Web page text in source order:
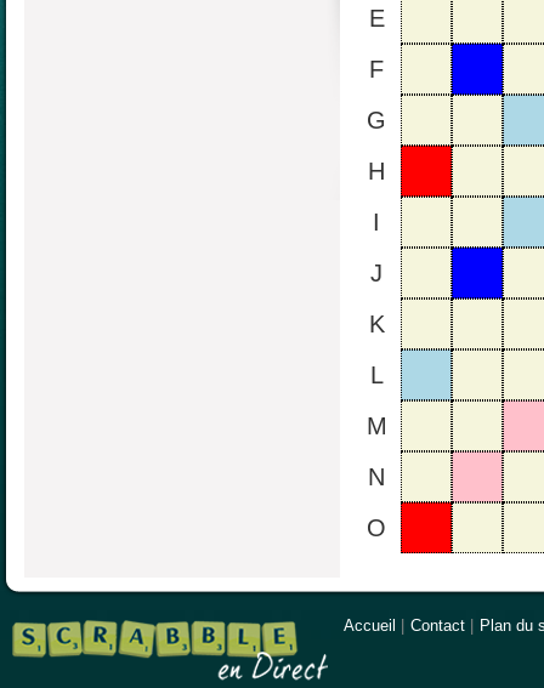
E
F
G
H
I
J
K
L
M
N
O
Accueil Contact Plan du